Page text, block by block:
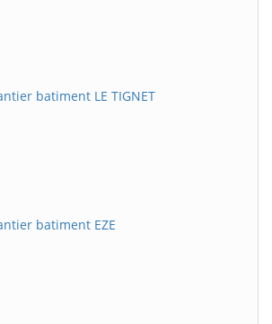
batiment LE TIGNET
batiment EZE